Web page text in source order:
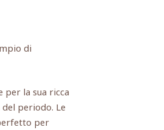
di
per la sua ricca
periodo. Le
per